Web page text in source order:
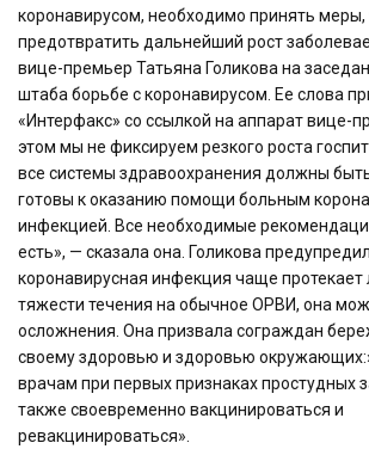
коронавирусом, необходимо принять меры,
предотвратить дальнейший рост
вице-премьер Татьяна Голикова на
штаба борьбе с коронавирусом. Ее слова
«Интерфакс» со ссылкой на аппарат вице-
этом мы не фиксируем резкого роста
все системы здравоохранения должны
готовы к оказанию помощи больным
инфекцией. Все необходимые
есть», — сказала она. Голикова
коронавирусная инфекция чаще протекает
тяжести течения на обычное ОРВИ, она
осложнения. Она призвала сограждан
своему здоровью и здоровью
врачам при первых признаках простудных
также своевременно вакцинироваться и
ревакцинироваться».